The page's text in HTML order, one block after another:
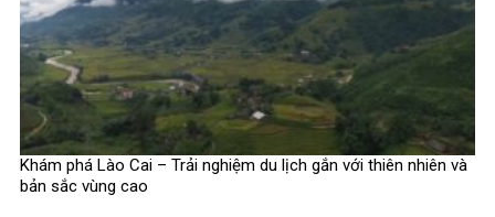
Khám phá Lào Cai – Trải nghiệm du lịch gắn với thiên nhiên và
bản sắc vùng cao